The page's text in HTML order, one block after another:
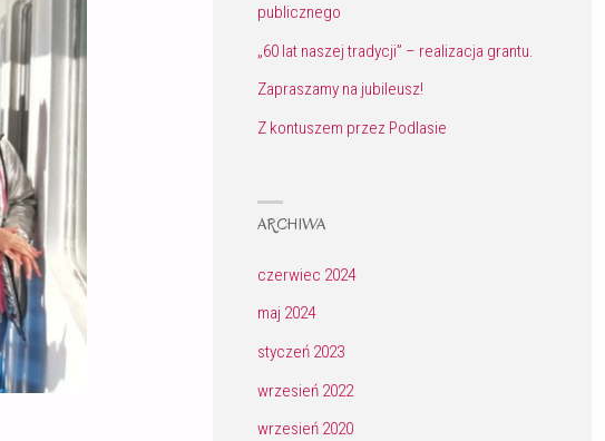
publicznego
„60 lat naszej tradycji” – realizacja grantu.
Zapraszamy na jubileusz!
Z kontuszem przez Podlasie
ARCHIWA
czerwiec 2024
maj 2024
styczeń 2023
wrzesień 2022
wrzesień 2020